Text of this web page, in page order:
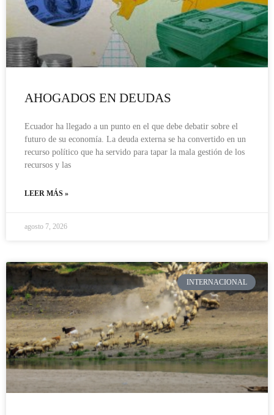
AHOGADOS EN DEUDAS
Ecuador ha llegado a un punto en el que debe debatir sobre el
futuro de su economía. La deuda externa se ha convertido en un
recurso político que ha servido para tapar la mala gestión de los
recursos y las
LEER MÁS »
agosto 7, 2026
INTERNACIONAL